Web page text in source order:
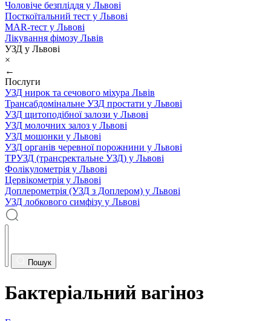
Чоловіче безпліддя у Львові
Посткоїтальний тест у Львові
MAR-тест у Львові
Лікування фімозу Львів
УЗД у Львові
×
←
Послуги
УЗД нирок та сечового міхура Львів
Трансабдомінальне УЗД простати у Львові
УЗД щитоподібної залози у Львові
УЗД молочних залоз у Львові
УЗД мошонки у Львові
УЗД органів черевної порожнини у Львові
ТРУЗД (трансректальне УЗД) у Львові
Фолікулометрія у Львові
Цервікометрія у Львові
Доплерометрія (УЗД з Доплером) у Львові
УЗД лобкового симфізу у Львові
Пошук
Бактеріальний вагіноз